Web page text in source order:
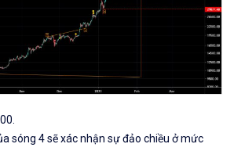
sóng 4 sẽ xác nhận sự đảo chiều ở mức